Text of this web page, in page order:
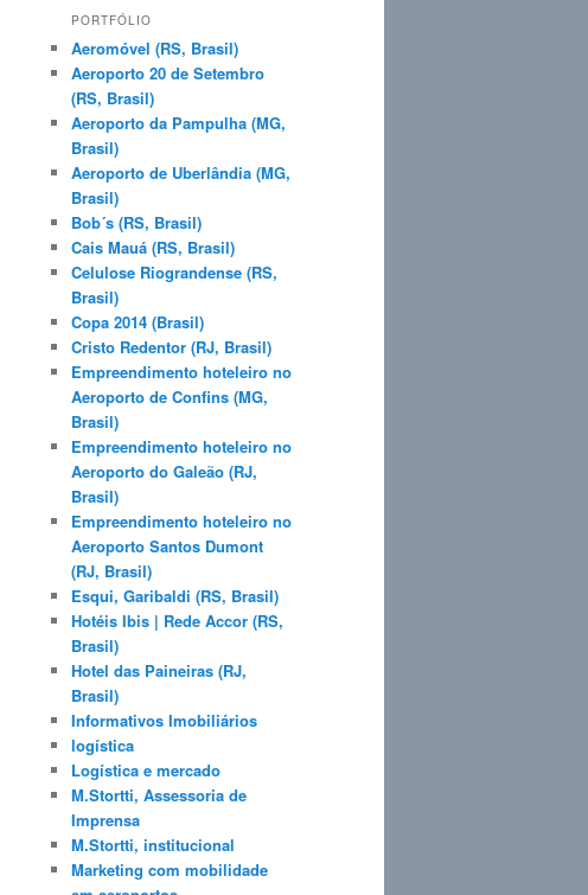
q
i
s
a
r
PORTFÓLIO
Aeromóvel (RS, Brasil)
Aeroporto 20 de Setembro
(RS, Brasil)
Aeroporto da Pampulha (MG,
Brasil)
Aeroporto de Uberlândia (MG,
Brasil)
Bob´s (RS, Brasil)
Cais Mauá (RS, Brasil)
Celulose Riograndense (RS,
Brasil)
Copa 2014 (Brasil)
Cristo Redentor (RJ, Brasil)
Empreendimento hoteleiro no
Aeroporto de Confins (MG,
Brasil)
Empreendimento hoteleiro no
Aeroporto do Galeão (RJ,
Brasil)
Empreendimento hoteleiro no
Aeroporto Santos Dumont
(RJ, Brasil)
Esqui, Garibaldi (RS, Brasil)
Hotéis Ibis | Rede Accor (RS,
Brasil)
Hotel das Paineiras (RJ,
Brasil)
Informativos Imobiliários
logística
Logística e mercado
M.Stortti, Assessoria de
Imprensa
M.Stortti, institucional
Marketing com mobilidade